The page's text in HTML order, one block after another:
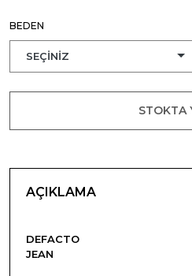
BEDEN
STOKTA
AÇIKLAMA
DEFACTO
JEAN